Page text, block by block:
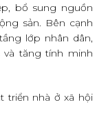
bổ sung nguồn
sản. Bên cạnh
lớp nhân dân,
tăng tính minh
triển nhà ở xã hội